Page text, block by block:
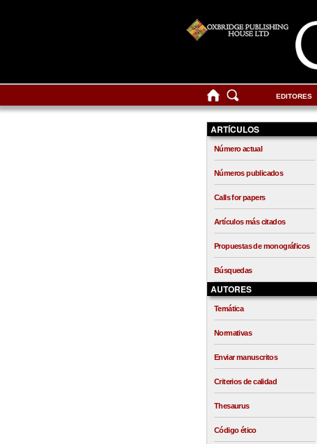
EDITORES
ARTÍCULOS
Número actual
Números publicados
Calls for papers
Artículos más citados
Propuestas de monográficos
Búsquedas
AUTORES
Temática
Normativas
Enviar manuscritos
Criterios de calidad
Thesaurus
Código ético